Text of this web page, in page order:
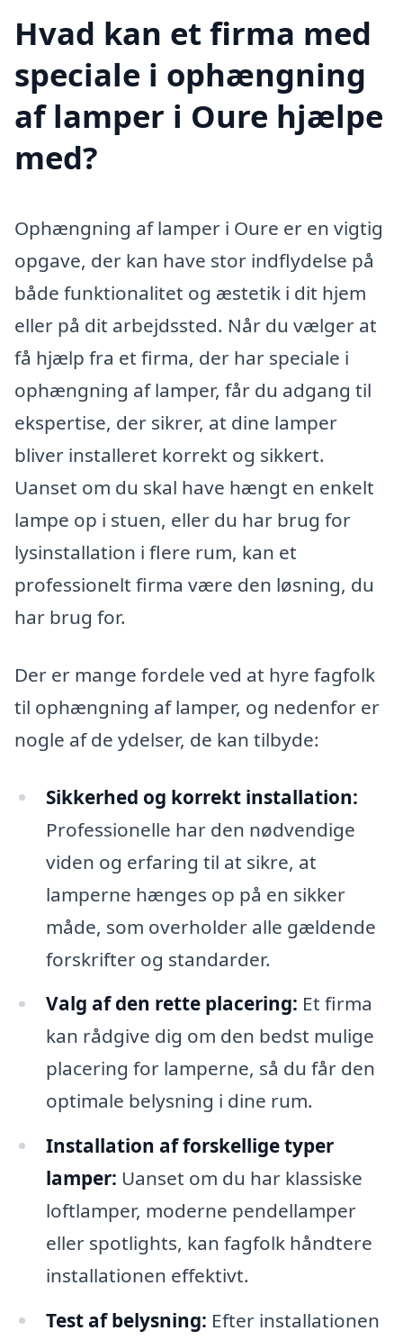
Hvad kan et firma med
speciale i ophængning
af lamper i Oure hjælpe
med?
Ophængning af lamper i Oure er en vigtig
opgave, der kan have stor indflydelse på
både funktionalitet og æstetik i dit hjem
eller på dit arbejdssted. Når du vælger at
få hjælp fra et firma, der har speciale i
ophængning af lamper, får du adgang til
ekspertise, der sikrer, at dine lamper
bliver installeret korrekt og sikkert.
Uanset om du skal have hængt en enkelt
lampe op i stuen, eller du har brug for
lysinstallation i flere rum, kan et
professionelt firma være den løsning, du
har brug for.
Der er mange fordele ved at hyre fagfolk
til ophængning af lamper, og nedenfor er
nogle af de ydelser, de kan tilbyde:
Sikkerhed og korrekt installation:
Professionelle har den nødvendige
viden og erfaring til at sikre, at
lamperne hænges op på en sikker
måde, som overholder alle gældende
forskrifter og standarder.
Valg af den rette placering: Et firma
kan rådgive dig om den bedst mulige
placering for lamperne, så du får den
optimale belysning i dine rum.
Installation af forskellige typer
lamper: Uanset om du har klassiske
loftlamper, moderne pendellamper
eller spotlights, kan fagfolk håndtere
installationen effektivt.
Test af belysning: Efter installationen